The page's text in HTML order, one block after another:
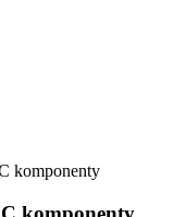
komponenty